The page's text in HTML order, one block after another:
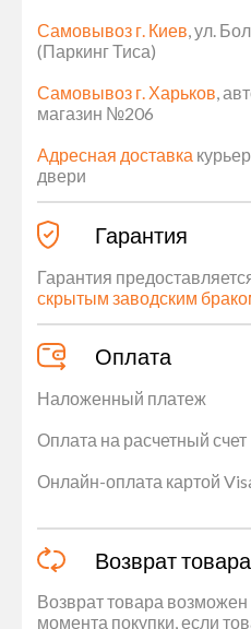
Самовывоз г. Киев, ул.
(Паркинг Тиса)
Самовывоз г. Харьков,
магазин №206
Адресная доставка
двери
Гарантия
Гарантия
скрытым заводским
Оплата
Наложенный платеж
Оплата на расчетный счет
Онлайн-оплата картой
Возврат товара
Возврат товара возможен
момента покупки, если